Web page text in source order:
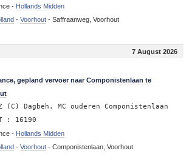
- Hollands Midden
- Voorhout- Saffraanweg, Voorhout
7 August 2026
gepland vervoer naar Componistenlaan te
(C) Dagbeh. MC ouderen Componistenlaan
: 16190
- Hollands Midden
- Voorhout- Componistenlaan, Voorhout